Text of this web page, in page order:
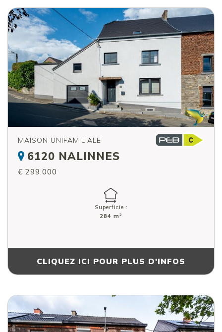
MAISON UNIFAMILIALE
6120 NALINNES
€ 299.000
Superficie :
284 m 2
CLIQUEZ ICI POUR PLUS D'INFOS